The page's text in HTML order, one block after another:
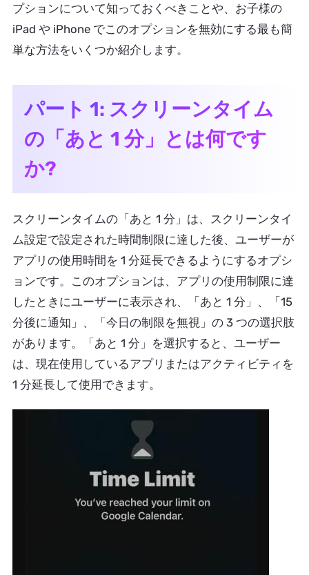
プションについて知っておくべきことや、お子様の
iPad や iPhone でこのオプションを無効にする最も簡
単な方法をいくつか紹介します。
パート 1: スクリーンタイム
の「あと 1 分」とは何です
か?
スクリーンタイムの「あと 1 分」は、スクリーンタイ
ム設定で設定された時間制限に達した後、ユーザーが
アプリの使用時間を 1 分延長できるようにするオプシ
ョンです。このオプションは、アプリの使用制限に達
したときにユーザーに表示され、「あと 1 分」、「15
分後に通知」、「今日の制限を無視」の 3 つの選択肢
があります。「あと 1 分」を選択すると、ユーザー
は、現在使用しているアプリまたはアクティビティを
1 分延長して使用できます。